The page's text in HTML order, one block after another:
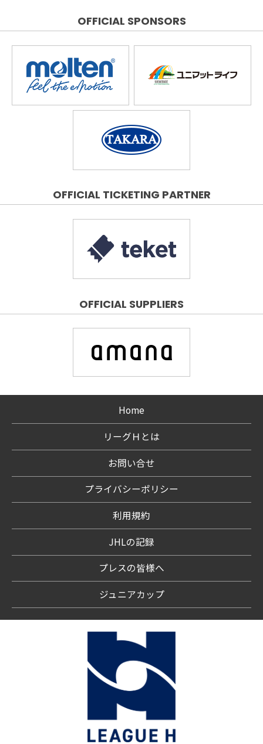
OFFICIAL SPONSORS
OFFICIAL TICKETING PARTNER
OFFICIAL SUPPLIERS
Home
リーグＨとは
お問い合せ
プライバシーポリシー
利用規約
JHLの記録
プレスの皆様へ
ジュニアカップ